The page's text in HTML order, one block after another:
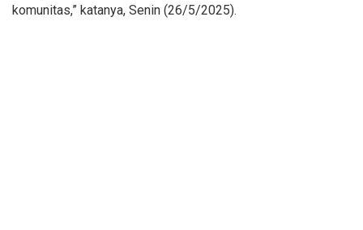
komunitas,” katanya, Senin (26/5/2025).